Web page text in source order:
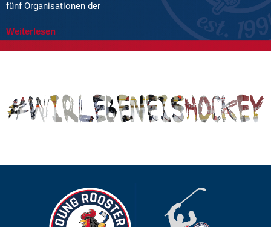
fünf Organisationen der
Weiterlesen